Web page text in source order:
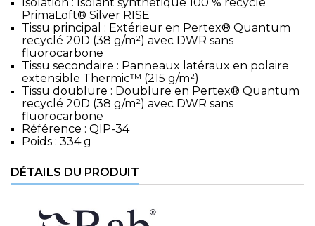
PrimaLoft® Silver RISE
Tissu principal : Extérieur en Pertex® Quantum
recyclé 20D (38 g/m²) avec DWR sans
fluorocarbone
Tissu secondaire : Panneaux latéraux en polaire
extensible Thermic™ (215 g/m²)
Tissu doublure : Doublure en Pertex® Quantum
recyclé 20D (38 g/m²) avec DWR sans
fluorocarbone
Référence : QIP-34
Poids : 334 g
DÉTAILS DU PRODUIT